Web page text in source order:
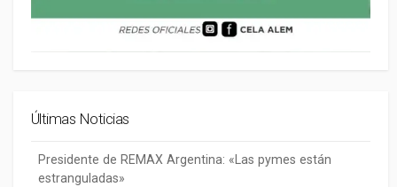
Últimas Noticias
Presidente de REMAX Argentina: «Las pymes están
estranguladas»